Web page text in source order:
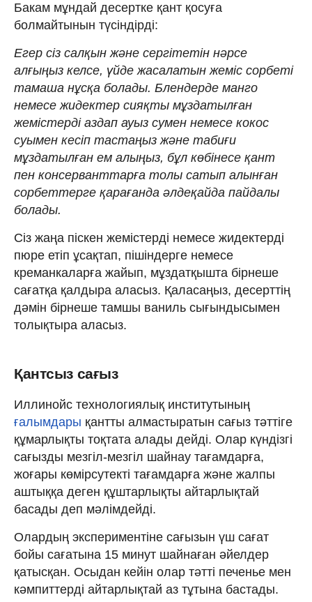
Бакам мұндай десертке қант қосуға
болмайтынын түсіндірді:
Егер сіз салқын және сергітетін нәрсе
алғыңыз келсе, үйде жасалатын жеміс сорбеті
тамаша нұсқа болады. Блендерде манго
немесе жидектер сияқты мұздатылған
жемістерді аздап ауыз сумен немесе кокос
суымен кесіп тастаңыз және табиғи
мұздатылған ем алыңыз, бұл көбінесе қант
пен консерванттарға толы сатып алынған
сорбеттерге қарағанда әлдеқайда пайдалы
болады.
Сіз жаңа піскен жемістерді немесе жидектерді
пюре етіп ұсақтап, пішіндерге немесе
креманкаларға жайып, мұздатқышта бірнеше
сағатқа қалдыра аласыз. Қаласаңыз, десерттің
дәмін бірнеше тамшы ваниль сығындысымен
толықтыра аласыз.
Қантсыз cағыз
Иллинойс технологиялық институтының
ғалымдары қантты алмастыратын сағыз тәттіге
құмарлықты тоқтата алады дейді. Олар күндізгі
сағызды мезгіл-мезгіл шайнау тағамдарға,
жоғары көмірсутекті тағамдарға және жалпы
аштыққа деген құштарлықты айтарлықтай
басады деп мәлімдейді.
Олардың экспериментіне сағызын үш сағат
бойы сағатына 15 минут шайнаған әйелдер
қатысқан. Осыдан кейін олар тәтті печенье мен
кәмпиттерді айтарлықтай аз тұтына бастады.